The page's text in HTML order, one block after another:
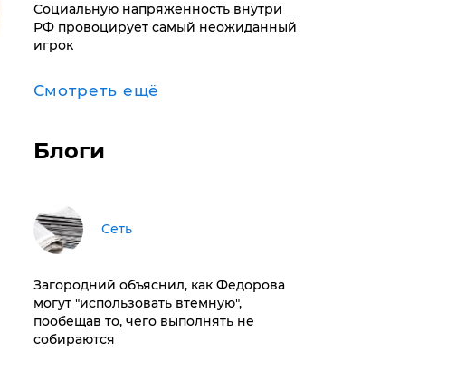
Социальную напряженность внутри
РФ провоцирует самый неожиданный
игрок
Смотреть ещё
Блоги
Сеть
Загородний объяснил, как Федорова
могут "использовать втемную",
пообещав то, чего выполнять не
собираются